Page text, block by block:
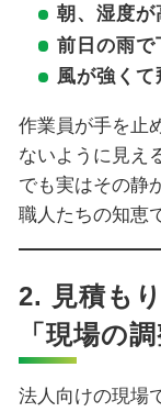
朝、湿度
前日の雨で
風が強く
作業員が手を止
ないように見え
でも実はその静
職人たちの知恵
2. 見積も
「現場の調
法人向けの現場